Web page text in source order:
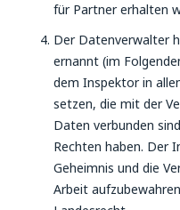
für Partner erhalten
Der Datenverwalter
ernannt (im
dem Inspektor in
setzen, die mit der
Daten verbunden
Rechten haben. Der
Geheimnis und die
Arbeit